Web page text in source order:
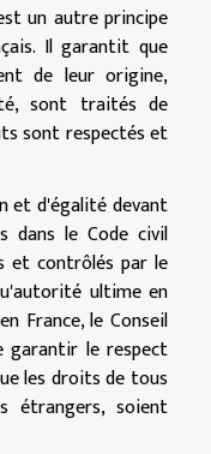
un autre principe
Il garantit que
de leur origine,
sont traités de
sont respectés et
et d'égalité devant
dans le Code civil
et contrôlés par le
ultime en
France, le Conseil
garantir le respect
les droits de tous
étrangers, soient